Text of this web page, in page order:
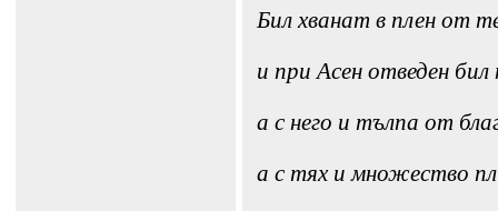
Бил хванат в плен от
и при Асен отведен
а с него и тълпа от
а с тях и множество